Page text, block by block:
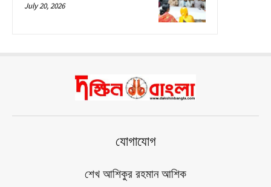
July 20, 2026
যোগাযোগ
শেখ আশিকুর রহমান আশিক